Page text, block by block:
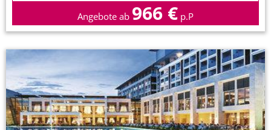
Angebote ab 966 € p.P